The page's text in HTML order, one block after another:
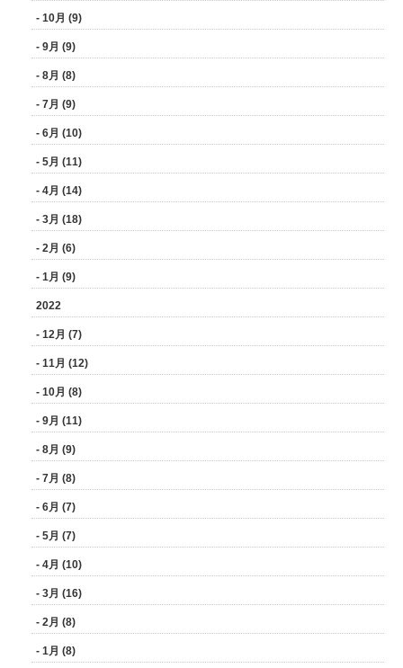
- 10月 (9)
- 9月 (9)
- 8月 (8)
- 7月 (9)
- 6月 (10)
- 5月 (11)
- 4月 (14)
- 3月 (18)
- 2月 (6)
- 1月 (9)
2022
- 12月 (7)
- 11月 (12)
- 10月 (8)
- 9月 (11)
- 8月 (9)
- 7月 (8)
- 6月 (7)
- 5月 (7)
- 4月 (10)
- 3月 (16)
- 2月 (8)
- 1月 (8)